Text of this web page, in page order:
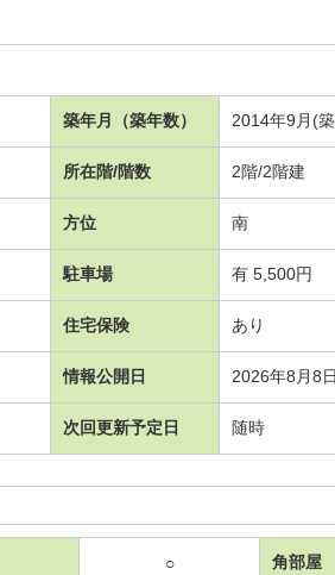
築年月（築年数） 2014年9月(
所在階/階数 2階/2階建
方位 南
駐車場 有 5,500円
住宅保険 あり
情報公開日 2026年8月8
次回更新予定日 随時
○ 角部屋